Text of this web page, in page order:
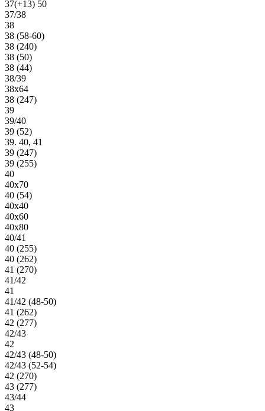
37(+13) 50
37/38
38
38 (58-60)
38 (240)
38 (50)
38 (44)
38/39
38х64
38 (247)
39
39/40
39 (52)
39. 40, 41
39 (247)
39 (255)
40
40х70
40 (54)
40х40
40х60
40х80
40/41
40 (255)
40 (262)
41 (270)
41/42
41
41/42 (48-50)
41 (262)
42 (277)
42/43
42
42/43 (48-50)
42/43 (52-54)
42 (270)
43 (277)
43/44
43